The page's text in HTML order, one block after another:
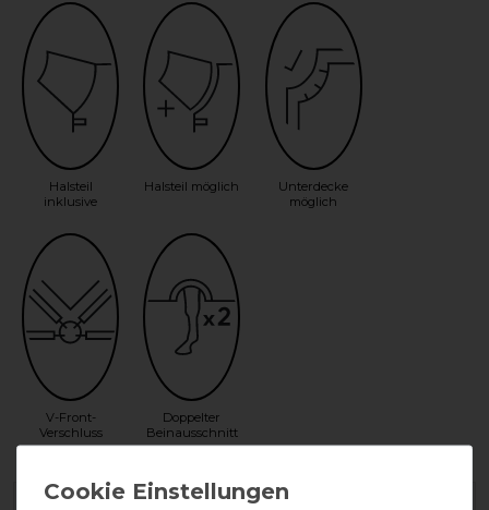
Halsteil
inklusive
Halsteil möglich
Unterdecke
möglich
V-Front-
Verschluss
Doppelter
Beinausschnitt